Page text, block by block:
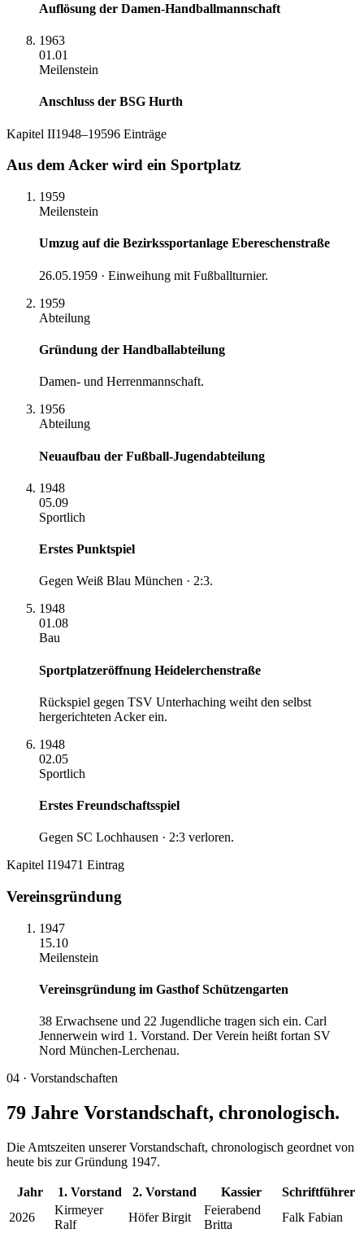
Auflösung der Damen-Handballmannschaft
1963
01.01
Meilenstein
Anschluss der BSG Hurth
Kapitel II1948–19596 Einträge
Aus dem Acker wird ein Sportplatz
1959
Meilenstein
Umzug auf die Bezirkssportanlage Ebereschenstraße
26.05.1959 · Einweihung mit Fußballturnier.
1959
Abteilung
Gründung der Handballabteilung
Damen- und Herrenmannschaft.
1956
Abteilung
Neuaufbau der Fußball-Jugendabteilung
1948
05.09
Sportlich
Erstes Punktspiel
Gegen Weiß Blau München · 2:3.
1948
01.08
Bau
Sportplatzeröffnung Heidelerchenstraße
Rückspiel gegen TSV Unterhaching weiht den selbst
hergerichteten Acker ein.
1948
02.05
Sportlich
Erstes Freundschaftsspiel
Gegen SC Lochhausen · 2:3 verloren.
Kapitel I19471 Eintrag
Vereinsgründung
1947
15.10
Meilenstein
Vereinsgründung im Gasthof Schützengarten
38 Erwachsene und 22 Jugendliche tragen sich ein. Carl
Jennerwein wird 1. Vorstand. Der Verein heißt fortan SV
Nord München-Lerchenau.
04 · Vorstandschaften
79 Jahre Vorstandschaft, chronologisch.
Die Amtszeiten unserer Vorstandschaft, chronologisch geordnet von
heute bis zur Gründung 1947.
Jahr 1. Vorstand 2. Vorstand Kassier
Schriftführer
2026
Kirmeyer
Ralf
Höfer Birgit
Feierabend
Britta
Falk Fabian